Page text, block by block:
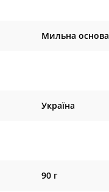
Мильна основа
Україна
90 г